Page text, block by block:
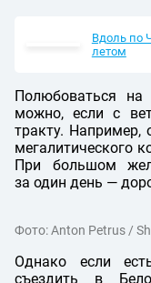
Вдоль по
летом
Полюбоваться
можно, если с
тракту. Например,
мегалитического
При большом
за один день —
Фото: Anton Petrus /
Однако если
съездить в